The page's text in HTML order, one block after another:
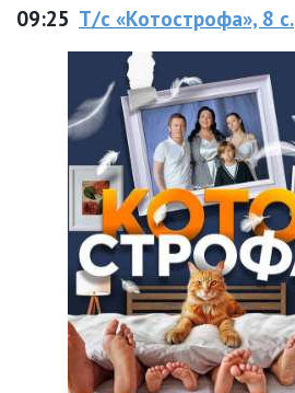
09:25 Т/с «Котострофа», 8 с.